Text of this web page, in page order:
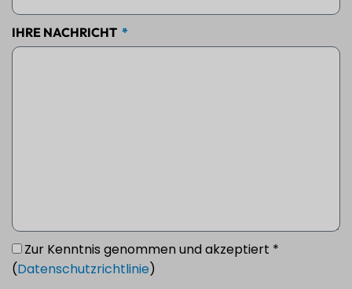
IHRE NACHRICHT
Zur Kenntnis genommen und akzeptiert *
(Datenschutzrichtlinie)